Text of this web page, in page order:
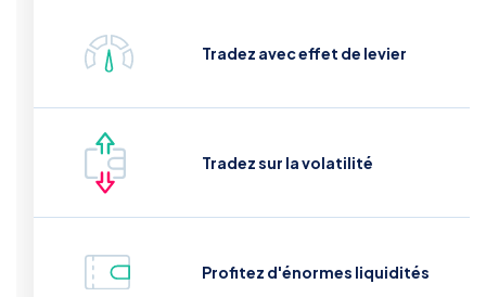
Tradez avec effet de levier
Tradez sur la volatilité
Profitez d'énormes liquidités